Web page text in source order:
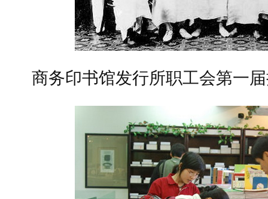
商务印书馆发行所职工会第一